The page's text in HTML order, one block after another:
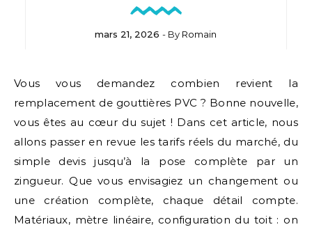
mars 21, 2026 - By Romain
Vous vous demandez combien revient la
remplacement de gouttières PVC ? Bonne nouvelle,
vous êtes au cœur du sujet ! Dans cet article, nous
allons passer en revue les tarifs réels du marché, du
simple devis jusqu’à la pose complète par un
zingueur. Que vous envisagiez un changement ou
une création complète, chaque détail compte.
Matériaux, mètre linéaire, configuration du toit : on